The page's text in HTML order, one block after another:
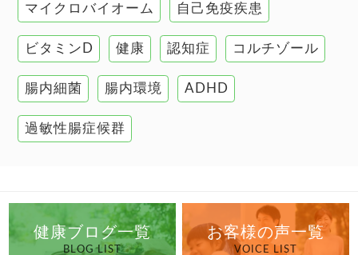
腸の健康
自己免疫疾患
高血圧
マイクロバイオーム 自己免疫疾患
ビタミンD 健康 認知症 コルチゾール
腸内細菌 腸内環境 ADHD
過敏性腸症候群
健康ブログ一覧
BLOG LIST
お客様の声一覧
VOICE LIST